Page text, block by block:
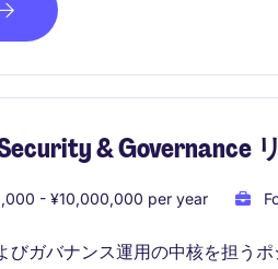
& Governance
- ¥10,000,000 per year
ガバナンス運用の中核を担うポ